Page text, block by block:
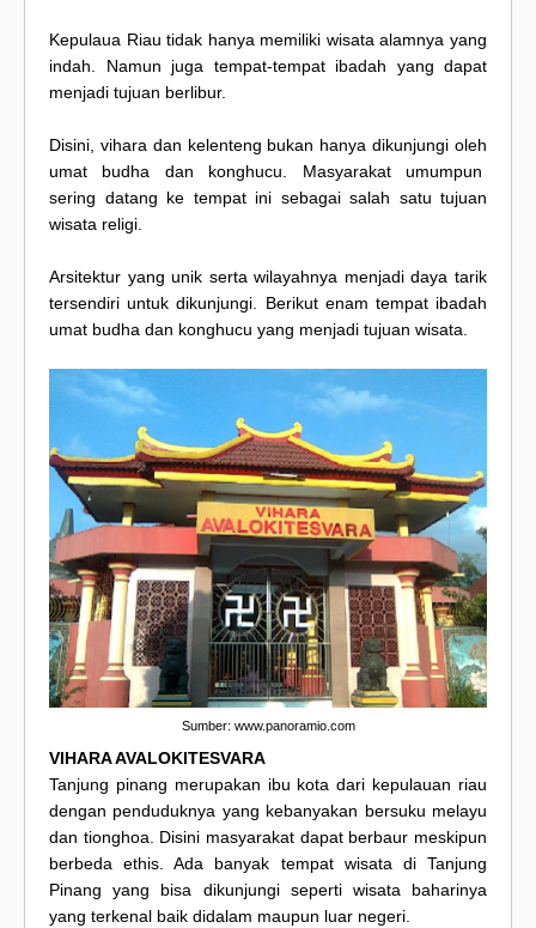
Kepulaua Riau tidak hanya memiliki wisata alamnya yang
indah. Namun juga tempat-tempat ibadah yang dapat
menjadi tujuan berlibur.
Disini, vihara dan kelenteng bukan hanya dikunjungi oleh
umat budha dan konghucu. Masyarakat umumpun
sering datang ke tempat ini sebagai salah satu tujuan
wisata religi.
Arsitektur yang unik serta wilayahnya menjadi daya tarik
tersendiri untuk dikunjungi. Berikut enam tempat ibadah
umat budha dan konghucu yang menjadi tujuan wisata.
Sumber: www.panoramio.com
VIHARA AVALOKITESVARA
Tanjung pinang merupakan ibu kota dari kepulauan riau
dengan penduduknya yang kebanyakan bersuku melayu
dan tionghoa. Disini masyarakat dapat berbaur meskipun
berbeda ethis. Ada banyak tempat wisata di Tanjung
Pinang yang bisa dikunjungi seperti wisata baharinya
yang terkenal baik didalam maupun luar negeri.